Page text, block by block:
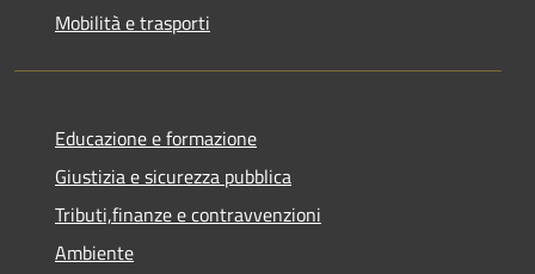
Mobilità e trasporti
Educazione e formazione
Giustizia e sicurezza pubblica
Tributi,finanze e contravvenzioni
Ambiente